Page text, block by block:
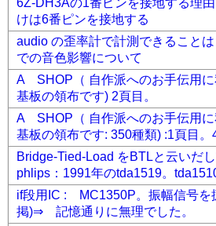
けは6番ピンを接地する
audio の歪率計で計測できること
での音色影響について
A SHOP（ 自作派へのお手伝用に
基板の領布です) 2頁目。
A SHOP（ 自作派へのお手伝用に
基板の領布です: 350種類) :1頁目。
Bridge-Tied-Load をBTLと云いだ
phlips：1991年のtda1519。
if段用IC : MC1350P。振幅信号を
掲)⇒ 記憶通りに無理でした。